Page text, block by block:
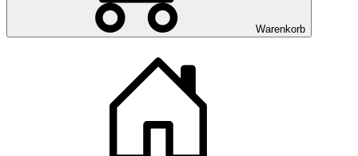
Warenkorb